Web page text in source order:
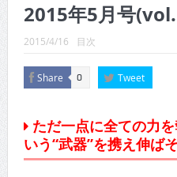
CINEMA×STYLE 290号
CINEMA×STYLE 289号
CINEMA×STYLE 288号
CINEMA×STYLE 286号
CINEMA×STYLE 285号
2015年5月号
2015/4/16 目次
Share 0 Tweet
ただ一点に全ての力
いう“武器”を携え伸ば